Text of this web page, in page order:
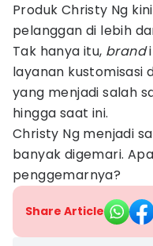
Produk Christy Ng
pelanggan di lebih
Tak hanya itu, brand
layanan kustomisasi
yang menjadi salah
hingga saat ini.
Christy Ng menjadi
banyak digemari.
penggemarnya?
Share Article